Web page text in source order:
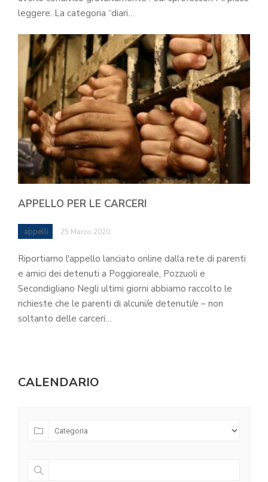
leggere. La categoria “diari…
APPELLO PER LE CARCERI
appelli 25 Marzo 2020
Riportiamo l'appello lanciato online dalla rete di parenti
e amici dei detenuti a Poggioreale, Pozzuoli e
Secondigliano Negli ultimi giorni abbiamo raccolto le
richieste che le parenti di alcuni/e detenuti/e – non
soltanto delle carceri…
CALENDARIO